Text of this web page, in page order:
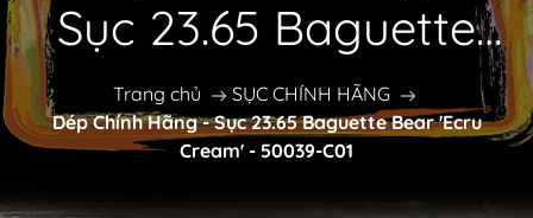
Sục 23.65 Baguette
Bear 'Ecru Cream' -
50039-C01
Trang chủ
SỤC CHÍNH HÃNG
Dép Chính Hãng - Sục 23.65 Baguette Bear 'Ecru
Cream' - 50039-C01